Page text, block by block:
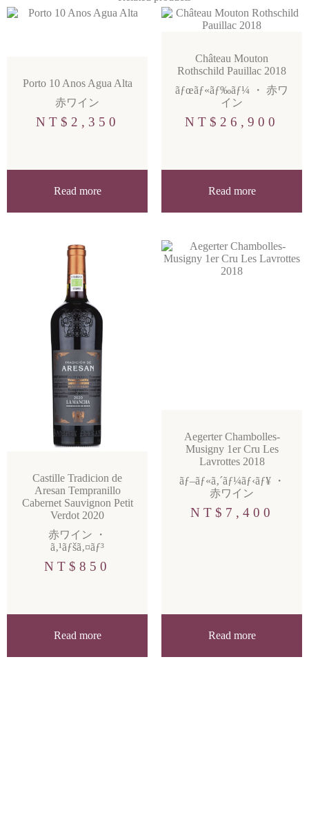
Porto 10 Anos Agua Alta
赤ワイン
NT$ 2,350
Read more
Château Mouton
Rothschild Pauillac 2018
ãƒœãƒ«ãƒ‰ãƒ¼ ・ 赤ワ
イン
NT$ 26,900
Read more
Castille Tradicion de
Aresan Tempranillo
Cabernet Sauvignon Petit
Verdot 2020
赤ワイン ・
ã‚¹ãƒšã‚¤ãƒ³
NT$ 850
Read more
Aegerter Chambolles-
Musigny 1er Cru Les
Lavrottes 2018
ãƒ–ãƒ«ã‚´ãƒ¼ãƒ‹ãƒ¥・
赤ワイン
NT$ 7,400
Read more